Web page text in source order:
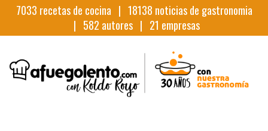
7033 recetas de cocina | 18138 noticias de gastronomia
| 582 autores | 21 empresas